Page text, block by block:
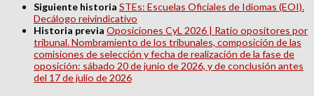
Siguiente historia STEs: Escuelas Oficiales de Idiomas (EOI).
Decálogo reivindicativo
Historia previa Oposiciones CyL 2026 | Ratio opositores por
tribunal. Nombramiento de los tribunales, composición de las
comisiones de selección y fecha de realización de la fase de
oposición: sábado 20 de junio de 2026, y de conclusión antes
del 17 de julio de 2026